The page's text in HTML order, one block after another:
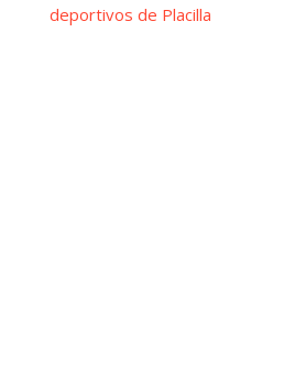
deportivos de Placilla